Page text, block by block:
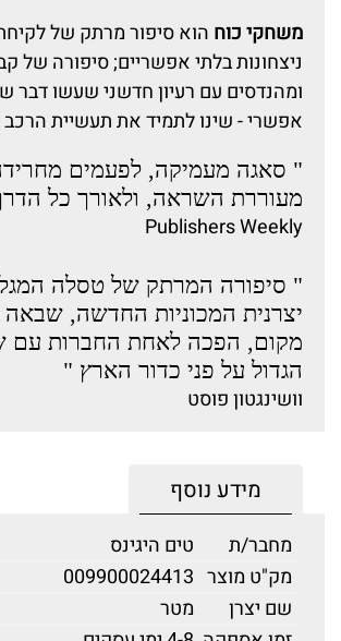
משחקי כוח הוא סיפור מרתק של
ניצחונות בלתי אפשריים; סיפורה של
ומהנדסים עם רעיון חדשני שעשו דבר
אפשרי - שינו לתמיד את תעשיית הרכב
" סאגה מעמיקה, לפעמים
מעוררת השראה, ולאורך כל
Publishers Weekly
" סיפורה המרתק של טסלה
יצרנית המכוניות החדשה,
מקום, הפכה לאחת החברות עם
הגדול על פני כדור הארץ "
וושינגטון פוסט
מידע נוסף
מחבר/ת
טים היגינס
מק"ט מוצר 009900024413
שם יצרן
מטר